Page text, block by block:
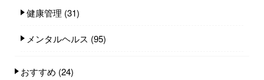
健康管理 (31)
メンタルヘルス (95)
おすすめ (24)